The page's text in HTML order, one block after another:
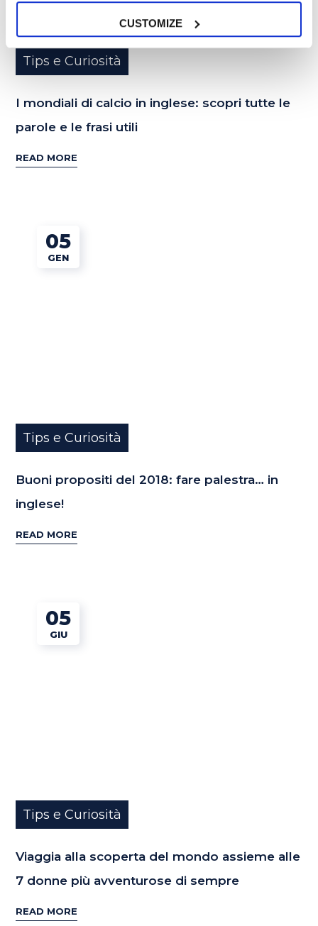
CUSTOMIZE
Tips e Curiosità
I mondiali di calcio in inglese: scopri tutte le
parole e le frasi utili
READ MORE
05
GEN
Tips e Curiosità
Buoni propositi del 2018: fare palestra… in
inglese!
READ MORE
05
GIU
Tips e Curiosità
Viaggia alla scoperta del mondo assieme alle
7 donne più avventurose di sempre
READ MORE